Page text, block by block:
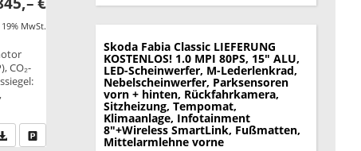
MwSt.
CO₂-
Sie an
PDF-Datei, Fahrzeugexposé drucken
Drucken, parken oder vergleichen
Skoda Fabia Classic LIEFERUNG
KOSTENLOS! 1.0 MPI 80PS, 15" ALU,
LED-Scheinwerfer, M-Lederlenkrad,
Nebelscheinwerfer, Parksensoren
vorn + hinten, Rückfahrkamera,
Sitzheizung, Tempomat,
Klimaanlage, Infotainment
8"+Wireless SmartLink, Fußmatten,
Mittelarmlehne vorne